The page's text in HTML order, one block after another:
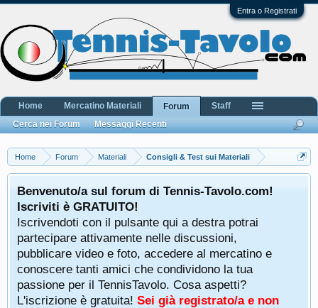
Entra o Registrati
Home Forum Materiali Consigli & Test sui Materiali
Benvenuto/a sul forum di Tennis-Tavolo.com!
Iscriviti è GRATUITO!
Iscrivendoti con il pulsante qui a destra potrai
partecipare attivamente nelle discussioni,
pubblicare video e foto, accedere al mercatino e
conoscere tanti amici che condividono la tua
passione per il TennisTavolo. Cosa aspetti?
L'iscrizione è gratuita! Sei già registrato/a e non
Home Mercatino Materiali
Forum
Cerca nei Forum
Messaggi Recenti
Staff